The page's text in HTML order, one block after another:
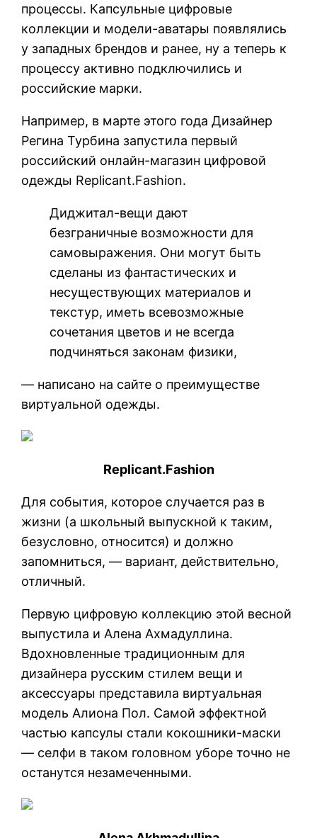
процессы. Капсульные цифровые
коллекции и модели-аватары появлялись
у западных брендов и ранее, ну а теперь к
процессу активно подключились и
российские марки.
Например, в марте этого года Дизайнер
Регина Турбина запустила первый
российский онлайн-магазин цифровой
одежды Replicant.Fashion.
Диджитал-вещи дают
безграничные возможности для
самовыражения. Они могут быть
сделаны из фантастических и
несуществующих материалов и
текстур, иметь всевозможные
сочетания цветов и не всегда
подчиняться законам физики,
— написано на сайте о преимуществе
виртуальной одежды.
Replicant.Fashion
Для события, которое случается раз в
жизни (а школьный выпускной к таким,
безусловно, относится) и должно
запомниться, — вариант, действительно,
отличный.
Первую цифровую коллекцию этой весной
выпустила и Алена Ахмадуллина.
Вдохновленные традиционным для
дизайнера русским стилем вещи и
аксессуары представила виртуальная
модель Алиона Пол. Самой эффектной
частью капсулы стали кокошники-маски
— селфи в таком головном уборе точно не
останутся незамеченными.